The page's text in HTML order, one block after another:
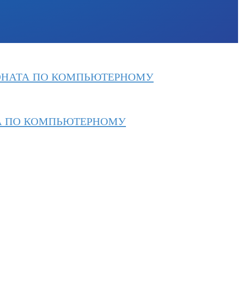
ПО КОМПЬЮТЕРНОМУ